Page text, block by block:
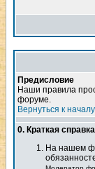
Предисловие
Наши правила
форуме.
Вернуться к началу
0. Краткая
На нашем